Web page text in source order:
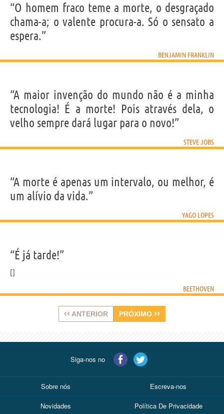
“O homem fraco teme a morte, o desgraçado
chama-a; o valente procura-a. Só o sensato a
espera.”
BENJAMIN FRANKLIN
“A maior invenção do mundo não é a minha
tecnologia! É a morte! Pois através dela, o
velho sempre dará lugar para o novo!”
STEVE JOBS
“A morte é apenas um intervalo, ou melhor, é
um alívio da vida.”
YAGO LOPES
“É já tarde!”
BEETHOVEN
‹‹ ANTERIOR PRÓXIMO ››
Siga-nos no
Sobre nós Escreva-nos
Novidades Política De Privacidade